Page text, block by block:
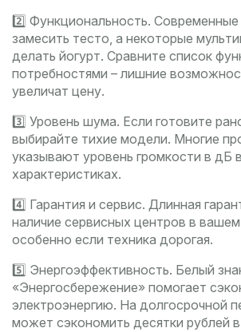
2️⃣ Функциональность.
замесить тесто, а некоторые
делать йогурт. Сравните список
потребностями – лишние
увеличат цену.
3️⃣ Уровень шума. Если готовите
выбирайте тихие модели. Многие
указывают уровень громкости в дБ
характеристиках.
4️⃣ Гарантия и сервис. Длинная
наличие сервисных центров в
особенно если техника дорогая.
5️⃣ Энергоэффективность. Белый
«Энергосбережение» помогает
электроэнергию. На долгосрочной
может сэкономить десятки рублей